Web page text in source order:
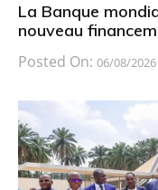
La Banque
nouveau
Posted On: 06/08/2026